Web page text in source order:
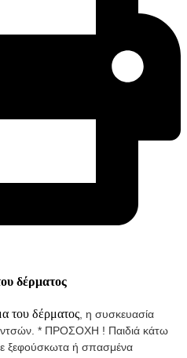
δέρματος
του δέρματος η συσκευασία
ιντσών. * ΠΡΟΣΟΧΗ ! Παιδιά κάτω
ξεφούσκωτα ή σπασμένα